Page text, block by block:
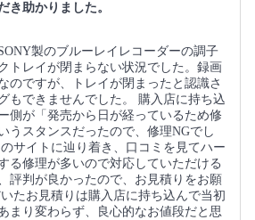
き助かりました。
製のブルーレイレコーダーの調子
トレイが閉まらない状況でした。録画
のですが、トレイが閉まったと認識さ
もできませんでした。 購入店に持ち込
側が「発売から日が経っているため修
うスタンスだったので、修理NGでし
サイトに辿り着き、口コミを見てハー
る修理が多いので対応していただける
評判が良かったので、お見積りをお願
たお見積りは購入店に持ち込んで当初
まり変わらず、良心的なお値段だと思